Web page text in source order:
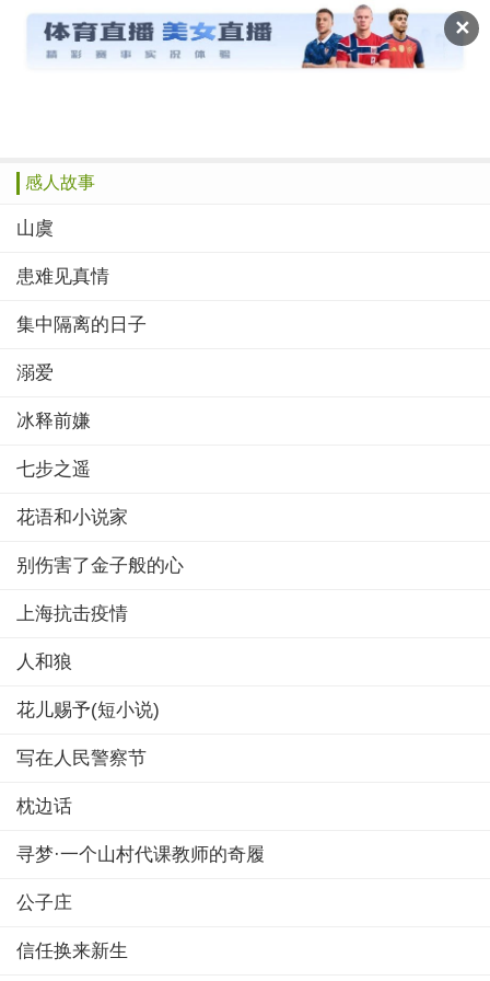
✕
读文斋
推荐 赞榜 绝品 诗歌
感人故事
山虞
患难见真情
集中隔离的日子
溺爱
冰释前嫌
七步之遥
花语和小说家
别伤害了金子般的心
上海抗击疫情
人和狼
花儿赐予(短小说)
写在人民警察节
枕边话
寻梦·一个山村代课教师的奇履
公子庄
信任换来新生